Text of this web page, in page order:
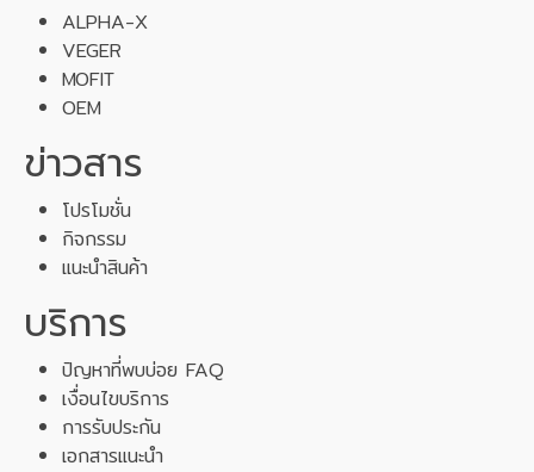
ALPHA-X
VEGER
MOFIT
OEM
ข่าวสาร
โปรโมชั่น
กิจกรรม
แนะนำสินค้า
บริการ
ปัญหาที่พบบ่อย FAQ
เงื่อนไขบริการ
การรับประกัน
เอกสารแนะนำ